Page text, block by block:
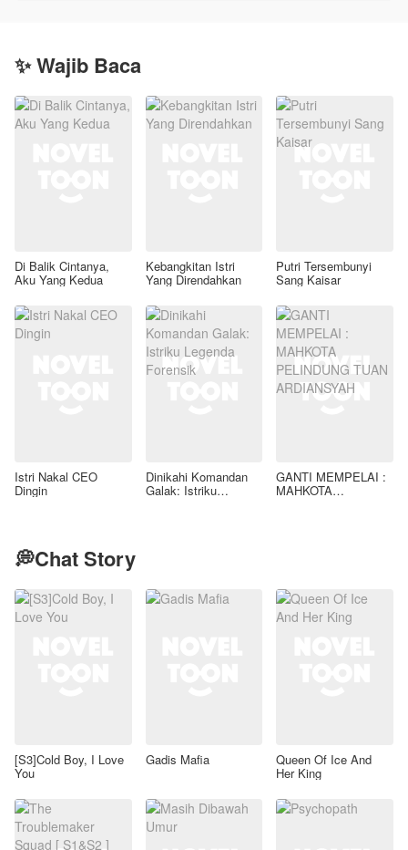
✨ Wajib Baca
Di Balik Cintanya,
Aku Yang Kedua
Kebangkitan Istri
Yang Direndahkan
Putri Tersembunyi
Sang Kaisar
Istri Nakal CEO
Dingin
Dinikahi Komandan
Galak: Istriku
GANTI MEMPELAI :
MAHKOTA
💭Chat Story
[S3]Cold Boy, I Love
You
Gadis Mafia Queen Of Ice And
Her King